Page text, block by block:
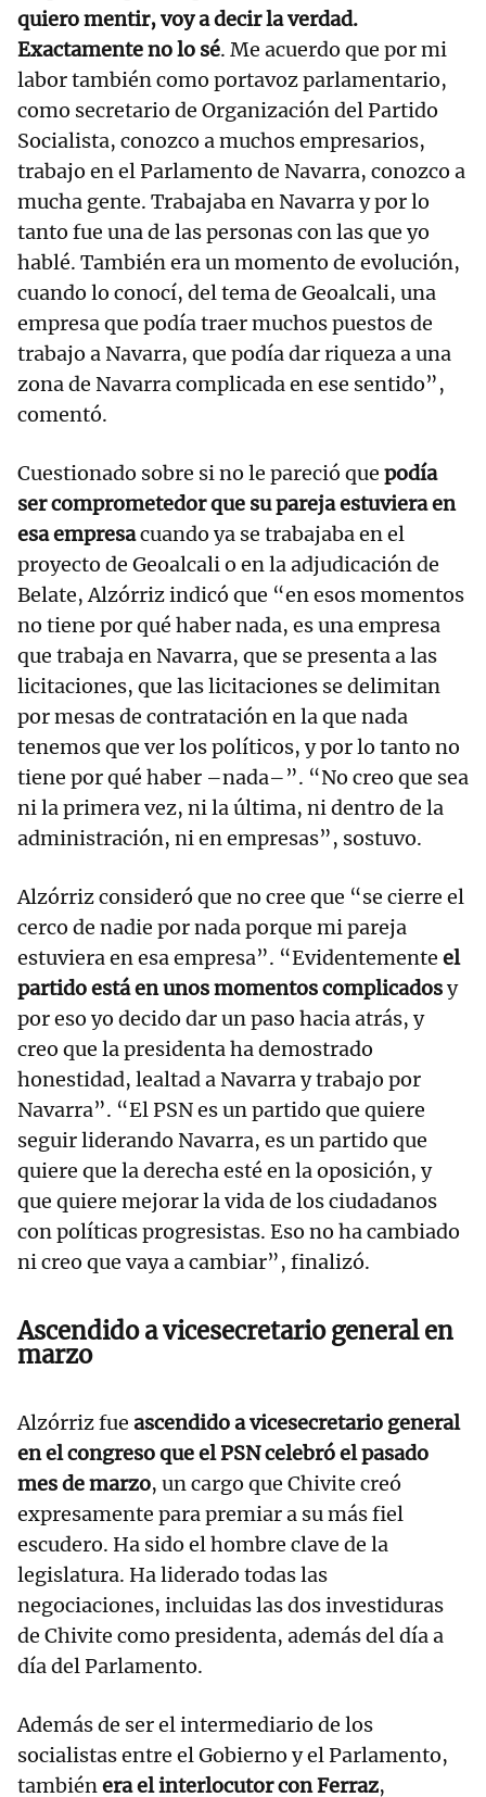
quiero mentir, voy a decir la verdad.
Exactamente no lo sé. Me acuerdo que por mi
labor también como portavoz parlamentario,
como secretario de Organización del Partido
Socialista, conozco a muchos empresarios,
trabajo en el Parlamento de Navarra, conozco a
mucha gente. Trabajaba en Navarra y por lo
tanto fue una de las personas con las que yo
hablé. También era un momento de evolución,
cuando lo conocí, del tema de Geoalcali, una
empresa que podía traer muchos puestos de
trabajo a Navarra, que podía dar riqueza a una
zona de Navarra complicada en ese sentido”,
comentó.
Cuestionado sobre si no le pareció que podía
ser comprometedor que su pareja estuviera en
esa empresacuando ya se trabajaba en el
proyecto de Geoalcali o en la adjudicación de
Belate, Alzórriz indicó que “en esos momentos
no tiene por qué haber nada, es una empresa
que trabaja en Navarra, que se presenta a las
licitaciones, que las licitaciones se delimitan
por mesas de contratación en la que nada
tenemos que ver los políticos, y por lo tanto no
tiene por qué haber –nada–”. “No creo que sea
ni la primera vez, ni la última, ni dentro de la
administración, ni en empresas”, sostuvo.
Alzórriz consideró que no cree que “se cierre el
cerco de nadie por nada porque mi pareja
estuviera en esa empresa”. “Evidentemente el
partido está en unos momentos complicadosy
por eso yo decido dar un paso hacia atrás, y
creo que la presidenta ha demostrado
honestidad, lealtad a Navarra y trabajo por
Navarra”. “El PSN es un partido que quiere
seguir liderando Navarra, es un partido que
quiere que la derecha esté en la oposición, y
que quiere mejorar la vida de los ciudadanos
con políticas progresistas. Eso no ha cambiado
ni creo que vaya a cambiar”, finalizó.
Ascendido a vicesecretario general en
marzo
Alzórriz fue ascendido a vicesecretario general
en el congreso que el PSN celebró el pasado
mes de marzo, un cargo que Chivite creó
expresamente para premiar a su más fiel
escudero. Ha sido el hombre clave de la
legislatura. Ha liderado todas las
negociaciones, incluidas las dos investiduras
de Chivite como presidenta, además del día a
día del Parlamento.
Además de ser el intermediario de los
socialistas entre el Gobierno y el Parlamento,
tambiénera el interlocutor con Ferraz,